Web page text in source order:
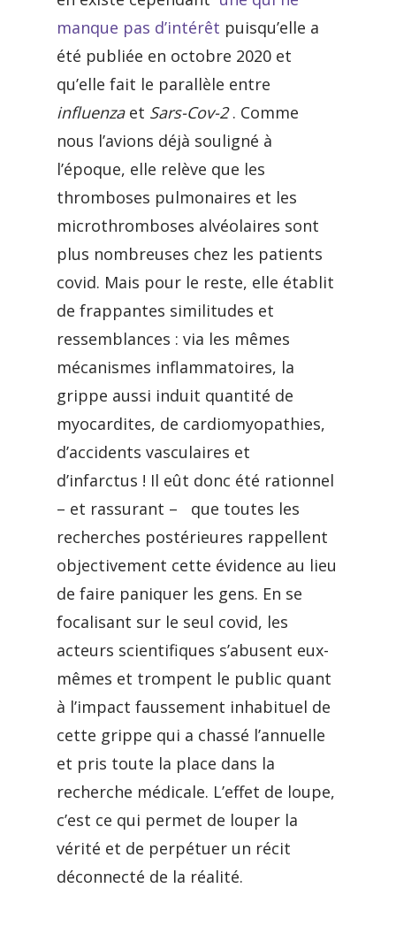
manque pas d’intérêt puisqu’elle a
été publiée en octobre 2020 et
qu’elle fait le parallèle entre
influenza et Sars-Cov-2. Comme
nous l’avions déjà souligné à
l’époque, elle relève que les
thromboses pulmonaires et les
microthromboses alvéolaires sont
plus nombreuses chez les patients
covid. Mais pour le reste, elle établit
de frappantes similitudes et
ressemblances : via les mêmes
mécanismes inflammatoires, la
grippe aussi induit quantité de
myocardites, de cardiomyopathies,
d’accidents vasculaires et
d’infarctus ! Il eût donc été rationnel
– et rassurant – que toutes les
recherches postérieures rappellent
objectivement cette évidence au lieu
de faire paniquer les gens. En se
focalisant sur le seul covid, les
acteurs scientifiques s’abusent eux-
mêmes et trompent le public quant
à l’impact faussement inhabituel de
cette grippe qui a chassé l’annuelle
et pris toute la place dans la
recherche médicale. L’effet de loupe,
c’est ce qui permet de louper la
vérité et de perpétuer un récit
déconnecté de la réalité.